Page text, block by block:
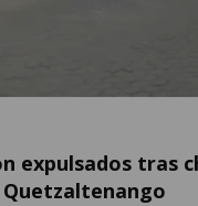
expulsados tras